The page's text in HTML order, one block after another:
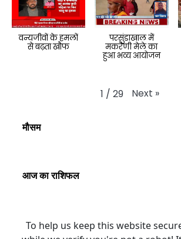
वन्यजीवों के हमलों
से बढ़ता खौफ
परसुंडाखाल में
मकरैणी मेले का
हुआ भव्य आयोजन
1 / 29 Next »
मौसम
आज का राशिफल